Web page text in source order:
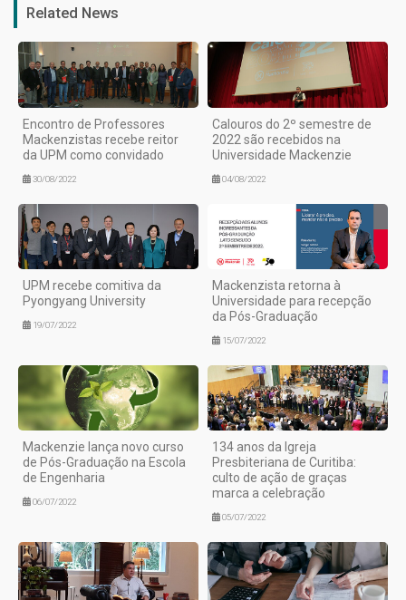
Related News
Encontro de Professores
Mackenzistas recebe reitor
da UPM como convidado
30/08/2022
Calouros do 2º semestre de
2022 são recebidos na
Universidade Mackenzie
04/08/2022
UPM recebe comitiva da
Pyongyang University
19/07/2022
Mackenzista retorna à
Universidade para recepção
da Pós-Graduação
15/07/2022
Mackenzie lança novo curso
de Pós-Graduação na Escola
de Engenharia
06/07/2022
134 anos da Igreja
Presbiteriana de Curitiba:
culto de ação de graças
marca a celebração
05/07/2022